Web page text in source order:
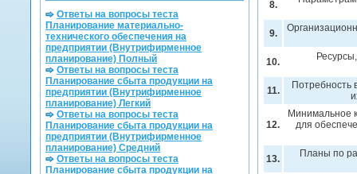
8.
9.
10.
11.
Потребность
12.
Минимальное
для
13. Планы по
Ответы на вопросы теста
Планирование материально-
технического обеспечения на
предприятии (Внутрифирменное
планирование) Полный
Ответы на вопросы теста
Планирование сбыта продукции на
предприятии (Внутрифирменное
планирование) Легкий
Ответы на вопросы теста
Планирование сбыта продукции на
предприятии (Внутрифирменное
планирование) Средний
Ответы на вопросы теста
Планирование сбыта продукции на